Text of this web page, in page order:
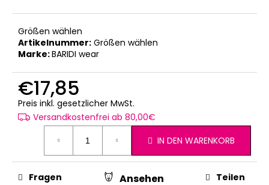
Größen wählen
Artikelnummer: Größen wählen
Marke:BARIDI wear
€17,85
Preis inkl. gesetzlicher MwSt.
Versandkostenfrei ab 80,00€
IN DEN WARENKORB
Fragen Ansehen Teilen